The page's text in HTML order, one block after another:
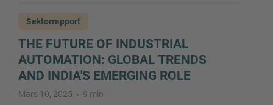
Sektorrapport
THE FUTURE OF INDUSTRIAL
AUTOMATION: GLOBAL TRENDS
AND INDIA'S EMERGING ROLE
Mars 10, 2025 9 min